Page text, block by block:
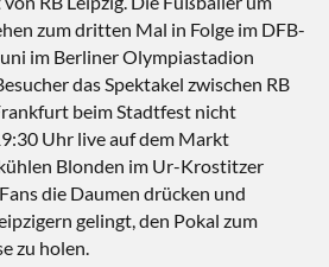
zum dritten Mal in Folge im DFB-
im Berliner Olympiastadion
das Spektakel zwischen RB
beim Stadtfest nicht
Uhr live auf dem Markt
Blonden im Ur-Krostitzer
die Daumen drücken und
gelingt, den Pokal zum
zu holen.